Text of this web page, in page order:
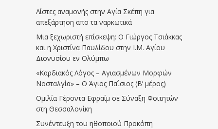
Λίστες αναμονής στην Αγία Σκέπη για
απεξάρτηση απο τα ναρκωτικά
Μια ξεχωριστή επίσκεψη: Ο Γιώργος Τσιάκκας
και η Χριστίνα Παυλίδου στην Ι.Μ. Αγίου
Διονυσίου εν Ολύμπω
«Καρδιακός Λόγος – Αγιασμένων Μορφών
Νοσταλγία» – Ο Άγιος Παΐσιος (Β’ μέρος)
Ομιλία Γέροντα Εφραίμ σε Σύναξη Φοιτητών
στη Θεσσαλονίκη
Συνέντευξη του ηθοποιού Προκόπη